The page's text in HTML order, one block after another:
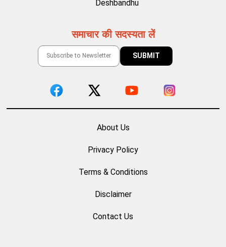
Deshbandhu
समाचार की सदस्यता लें
About Us
Privacy Policy
Terms & Conditions
Disclaimer
Contact Us